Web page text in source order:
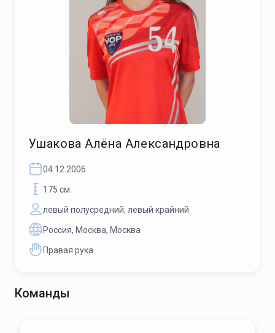
Ушакова Алёна Александровна
04.12.2006
175 см.
левый полусредний, левый крайний
Россия, Москва, Москва
Правая рука
Команды